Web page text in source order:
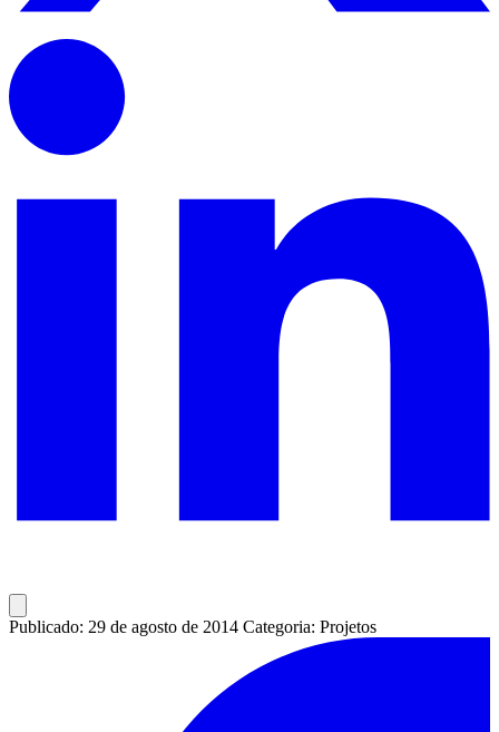
Publicado: 29 de agosto de 2014 Categoria: Projetos